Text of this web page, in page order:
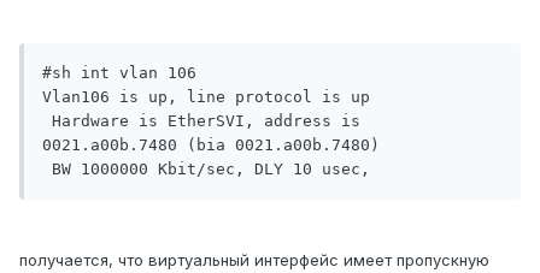
#sh int vlan 106
Vlan106 is up, line protocol is up
0021.a00b.7480 (bia 0021.a00b.7480)
BW 1000000 Kbit/sec, DLY 10 usec,
получается, что виртуальный интерфейс имеет пропускную